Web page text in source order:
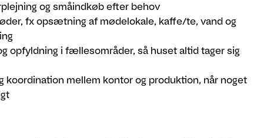
og småindkøb efter behov
fx opsætning af mødelokale, kaffe/te, vand og
opfyldning i fællesområder, så huset altid tager sig
koordination mellem kontor og produktion, når noget